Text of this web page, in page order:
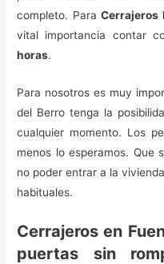
completo. ParaCerrajeros
vital importancia contar
horas.
Para nosotros es muy
del Berro tenga la
cualquier momento. Los
menos lo esperamos. Que
no poder entrar a la
habituales.
Cerrajeros en
puertas sin